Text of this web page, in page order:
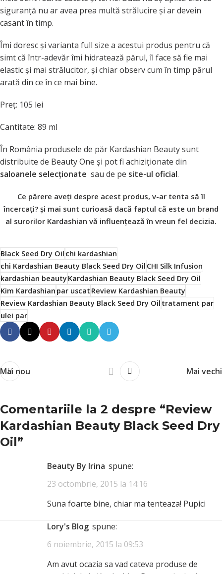
siguranţă nu ar avea prea multă strălucire şi ar devein
casant în timp.
Îmi doresc şi varianta full size a acestui produs pentru că
simt că într-adevăr îmi hidratează părul, îl face să fie mai
elastic şi mai strălucitor, şi chiar observ cum în timp părul
arată din ce în ce mai bine.
Preţ: 105 lei
Cantitate: 89 ml
În România produsele de păr Kardashian Beauty sunt
distribuite de Beauty One şi pot fi achiziţionate din
saloanele selecţionate sau de pe site-ul oficial.
Ce părere aveţi despre acest produs, v-ar tenta să îl
încercaţi? şi mai sunt curioasă dacă faptul că este un brand
al surorilor Kardashian vă influenţează în vreun fel decizia.
Black Seed Dry Oilchi kardashian
chi Kardashian Beauty Black Seed Dry OilCHI Silk Infusion
kardashian beautyKardashian Beauty Black Seed Dry Oil
Kim Kardashianpar uscatReview Kardashian Beauty
Review Kardashian Beauty Black Seed Dry Oiltratament par
ulei par
Mai nou Mai vechi
Comentariile la 2 despre “Review
Kardashian Beauty Black Seed Dry
Oil”
Beauty By Irina spune:
23 octombrie, 2015 la 14:16
Suna foarte bine, chiar ma tenteaza! Pupici
Lory's Blog spune:
6 noiembrie, 2015 la 09:53
Am avut ocazia sa vad cateva produse de